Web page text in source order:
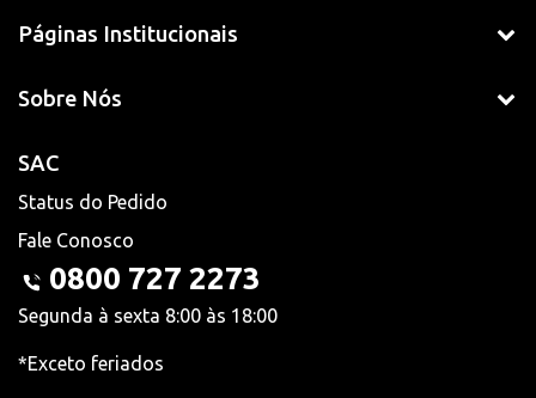
Páginas Institucionais
Sobre Nós
SAC
Status do Pedido
Fale Conosco
0800 727 2273
Segunda à sexta 8:00 às 18:00
*Exceto feriados